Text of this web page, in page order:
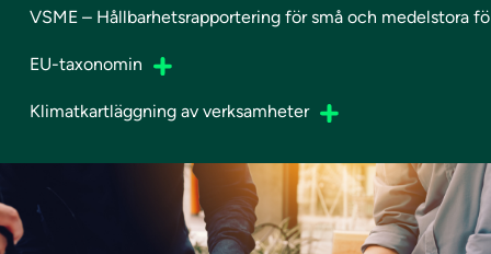
VSME – Hållbarhetsrapportering för små och medelstora
EU-taxonomin
Klimatkartläggning av verksamheter